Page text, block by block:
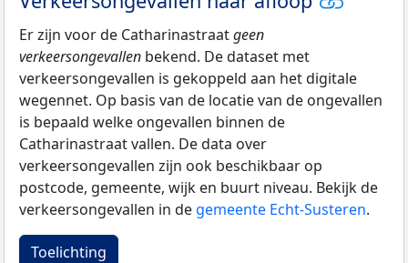
Er zijn voor de Catharinastraatgeen
verkeersongevallen bekend. De dataset met
verkeersongevallen is gekoppeld aan het digitale
wegennet. Op basis van de locatie van de ongevallen
is bepaald welke ongevallen binnen de
Catharinastraat vallen. De data over
verkeersongevallen zijn ook beschikbaar op
postcode, gemeente, wijk en buurt niveau. Bekijk de
verkeersongevallen in de gemeente Echt-Susteren.
Toelichting